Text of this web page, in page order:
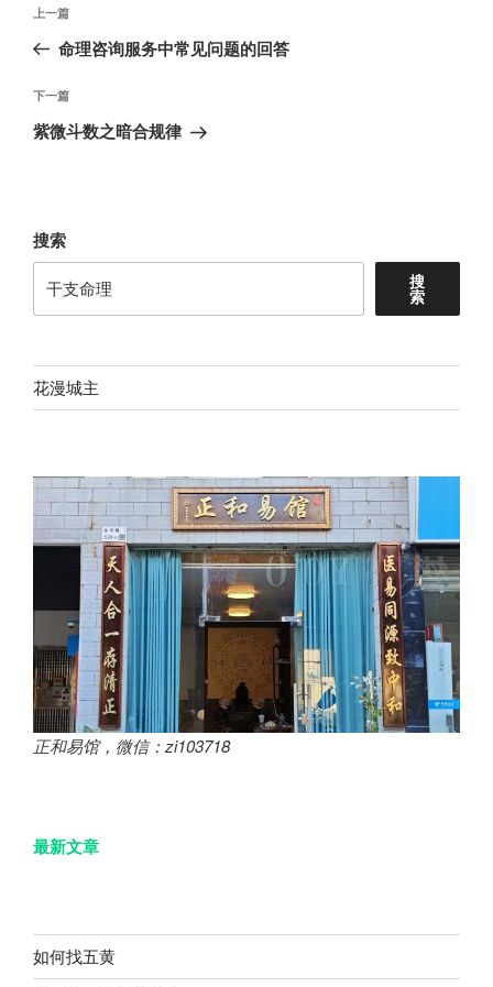
导
航
上
一
文
章
上一篇
命理咨询服务中常见问题的回答
下
一
下一篇
紫微斗数之暗合规律
搜索
搜
索
花漫城主
正和易馆，微信：zi103718
最新文章
如何找五黄